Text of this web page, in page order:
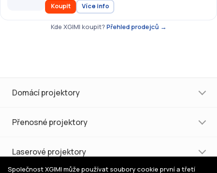
Koupit Více info
Kde XGIMI koupit? Přehled prodejců →
Domácí projektory
Přenosné projektory
Laserové projektory
Společnost XGIMI může používat soubory cookie první a třetí